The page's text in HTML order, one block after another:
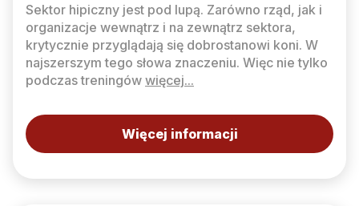
Sektor hipiczny jest pod lupą. Zarówno rząd, jak i
organizacje wewnątrz i na zewnątrz sektora,
krytycznie przyglądają się dobrostanowi koni. W
najszerszym tego słowa znaczeniu. Więc nie tylko
podczas treningów więcej...
Więcej informacji